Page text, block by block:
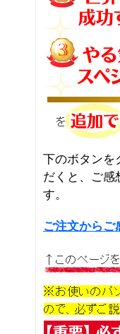
下のボタンを
だくと、ご感
す。
ご注文からご